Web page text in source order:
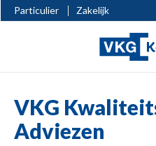
Particulier Zakelijk
VKG
Adviezen